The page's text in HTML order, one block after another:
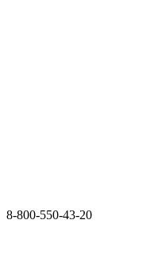
8-800-550-43-20